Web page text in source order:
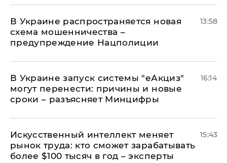
В Украине распространяется новая
схема мошенничества –
предупреждение Нацполиции
13:58
В Украине запуск системы "еАкциз"
могут перенести: причины и новые
сроки – разъясняет Минцифры
16:14
Искусственный интеллект меняет
рынок труда: кто сможет зарабатывать
более $100 тысяч в год – эксперты
15:43